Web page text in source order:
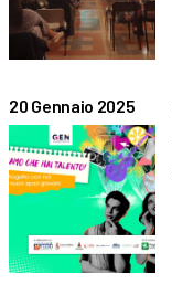
20 Gennaio 2025